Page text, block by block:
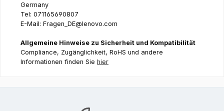
Germany
Tel: 071165690807
E-Mail: Fragen_DE@lenovo.com
Allgemeine Hinweise zu Sicherheit und Kompatibilität
Compliance, Zugänglichkeit, RoHS und andere
Informationen finden Sie hier